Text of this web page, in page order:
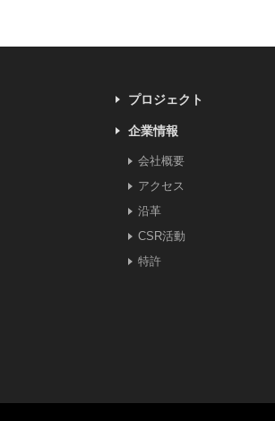
プロジェクト
企業情報
会社概要
アクセス
沿革
CSR活動
特許